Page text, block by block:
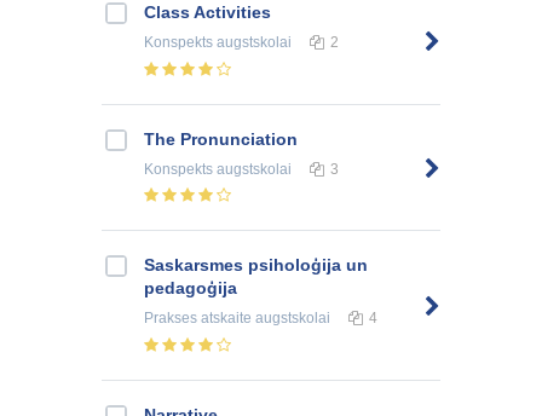
Class Activities
Konspekts augstskolai 2
The Pronunciation
Konspekts augstskolai 3
Saskarsmes psiholoģija un
pedagoģija
Prakses atskaite augstskolai 4